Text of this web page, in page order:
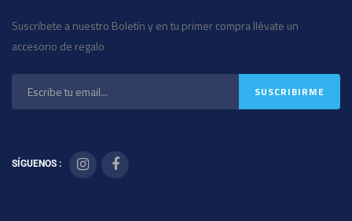
Suscríbete a nuestro Boletín y en tu primer compra llévate un
accesorio de regalo
SÍGUENOS :